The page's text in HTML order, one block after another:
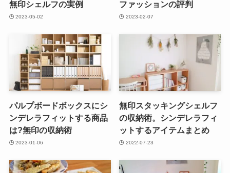
無印シェルフの実例
2023-05-02
ファッションの評判
2023-02-07
パルプボードボックスにシ
ンデレラフィットする商品
は?無印の収納術
2023-01-06
無印スタッキングシェルフ
の収納術。シンデレラフィ
ットするアイテムまとめ
2022-07-23